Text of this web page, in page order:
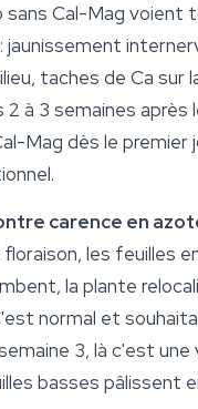
Cal-Mag voient
jaunissement
taches de Ca sur
2 à 3 semaines après
Mag dès le premier
carence en
les feuilles
la plante
normal et
3, là c'est une
basses pâlissent